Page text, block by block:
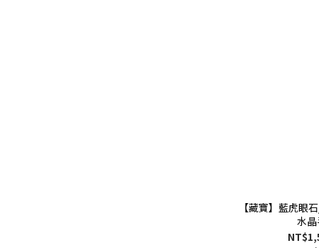
【藏寶】藍虎眼
水